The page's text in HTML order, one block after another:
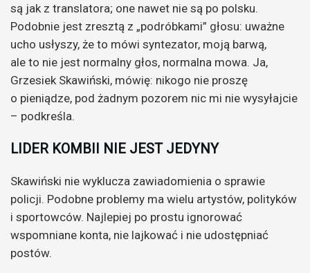
są jak z translatora; one nawet nie są po polsku.
Podobnie jest zresztą z „podróbkami” głosu: uważne
ucho usłyszy, że to mówi syntezator, moją barwą,
ale to nie jest normalny głos, normalna mowa. Ja,
Grzesiek Skawiński, mówię: nikogo nie proszę
o pieniądze, pod żadnym pozorem nic mi nie wysyłajcie
– podkreśla.
LIDER KOMBII NIE JEST JEDYNY
Skawiński nie wyklucza zawiadomienia o sprawie
policji. Podobne problemy ma wielu artystów, polityków
i sportowców. Najlepiej po prostu ignorować
wspomniane konta, nie lajkować i nie udostępniać
postów.